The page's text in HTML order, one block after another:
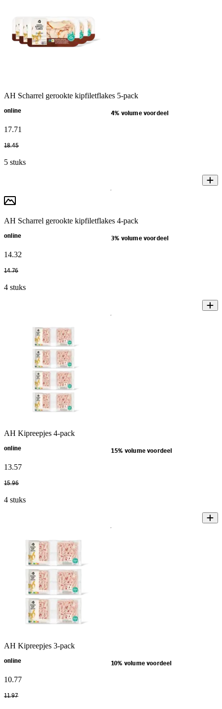
AH Scharrel gerookte kipfiletflakes 5-pack
online 4% volume voordeel
17.71
18.45
5 stuks
AH Scharrel gerookte kipfiletflakes 4-pack
online 3% volume voordeel
14.32
14.76
4 stuks
AH Kipreepjes 4-pack
online 15% volume voordeel
13.57
15.96
4 stuks
AH Kipreepjes 3-pack
online 10% volume voordeel
10.77
11.97